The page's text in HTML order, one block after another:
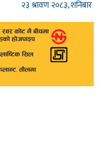
२३ श्रावण २०८३, शनिबार
menu